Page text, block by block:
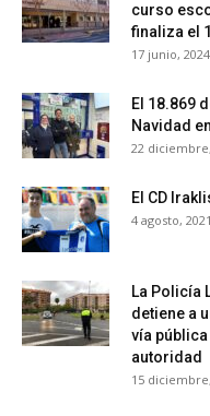
curso
finaliza el
17 junio, 2024
El 18.869
Navidad
22
El CD
4 agosto, 2021
La Policía
detiene a
vía
autoridad
15